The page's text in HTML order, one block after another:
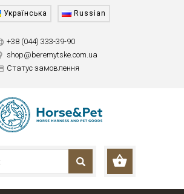
Українська Russian
+38 (044) 333-39-90
shop@beremytske.com.ua
Статус замовлення